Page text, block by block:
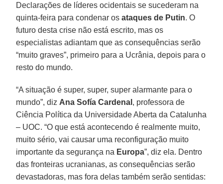
Declarações de líderes ocidentais se sucederam na
quinta-feira para condenar osataques de Putin. O
futuro desta crise não está escrito, mas os
especialistas adiantam que as consequências serão
“muito graves”, primeiro para a Ucrânia, depois para o
resto do mundo.
“A situação é super, super, super alarmante para o
mundo”, diz Ana Sofía Cardenal , professora de
Ciência Política da Universidade Aberta da Catalunha
– UOC. “O que está acontecendo é realmente muito,
muito sério, vai causar uma reconfiguração muito
importante da segurança na Europa”, diz ela. Dentro
das fronteiras ucranianas, as consequências serão
devastadoras, mas fora delas também serão sentidas: